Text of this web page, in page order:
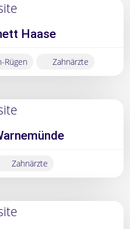
Haase
Rügen Zahnärzte
Zahnärzte